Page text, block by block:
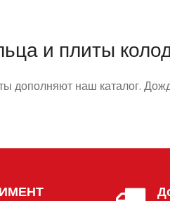
и плиты
дополняют наш каталог.